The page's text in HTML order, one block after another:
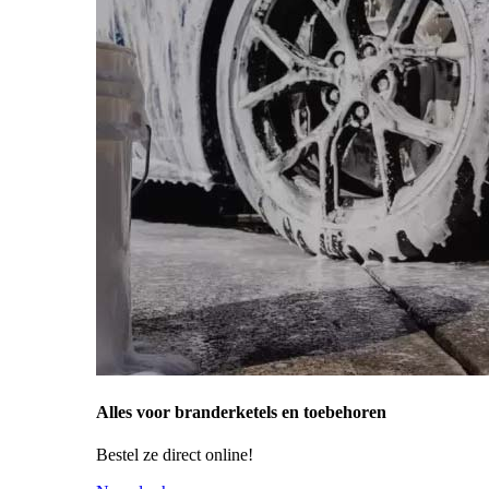
Alles voor branderketels en toebehoren
Bestel ze direct online!